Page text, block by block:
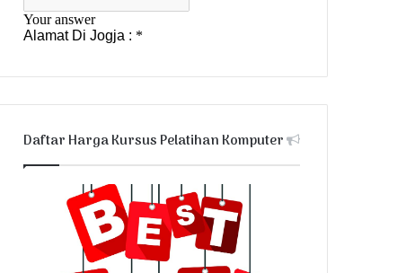
Daftar Harga Kursus Pelatihan Komputer